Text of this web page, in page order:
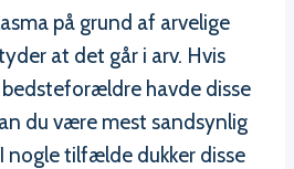
på grund af arvelige
at det går i arv. Hvis
havde disse
du være mest sandsynlig
nogle tilfælde dukker disse